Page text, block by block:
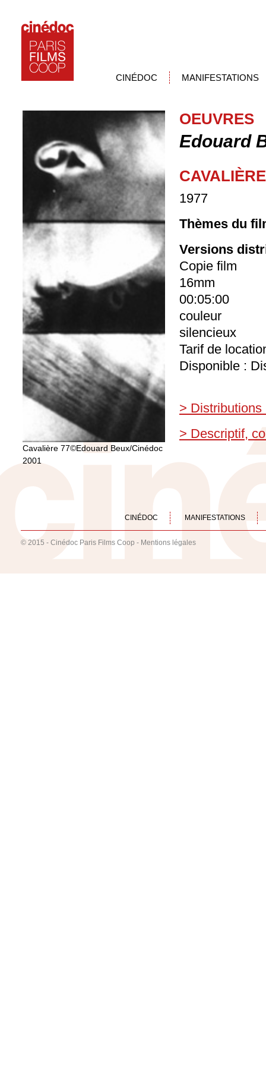
CINÉDOC MANIFESTATIONS
Cavalière 77©Edouard Beux/Cinédoc
2001
OEUVRES
Edouard
1977
Thèmes du
Versions
Copie film
16mm
00:05:00
couleur
silencieux
Tarif de
Disponible :
> Distributions
> Descriptif,
CINÉDOC MANIFESTATIONS
© 2015 - Cinédoc Paris Films Coop - Mentions légales